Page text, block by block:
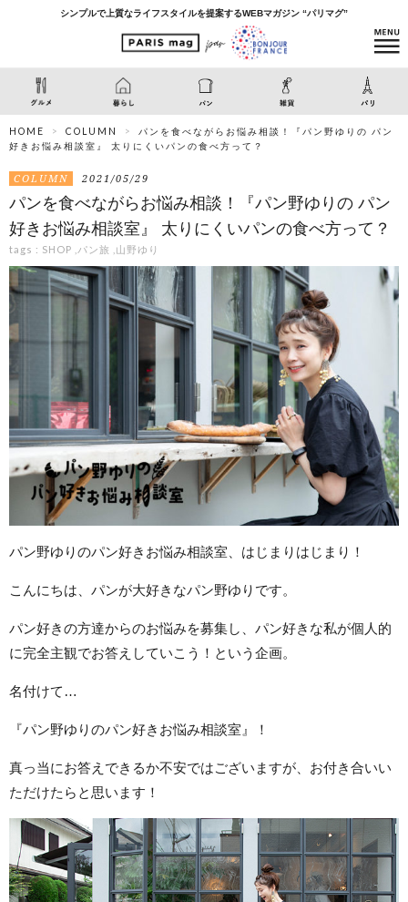
シンプルで上質なライフスタイルを提案するWEBマガジン “パリマグ”
HOME COLUMN
パンを食べながらお悩み相談！『パン野ゆりの パン
好きお悩み相談室』 太りにくいパンの食べ方って？
COLUMN 2021/05/29
パンを食べながらお悩み相談！『パン野ゆりの パン
好きお悩み相談室』 太りにくいパンの食べ方って？
tags : SHOP パン旅 山野ゆり
パン野ゆりのパン好きお悩み相談室、はじまりはじまり！
こんにちは、パンが大好きなパン野ゆりです。
パン好きの方達からのお悩みを募集し、パン好きな私が個人的
に完全主観でお答えしていこう！という企画。
名付けて…
『パン野ゆりのパン好きお悩み相談室』！
真っ当にお答えできるか不安ではございますが、お付き合いい
ただけたらと思います！